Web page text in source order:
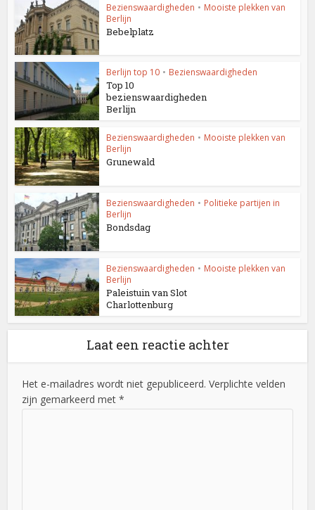
Bezienswaardigheden • Mooiste plekken van
Berlijn
Bebelplatz
Berlijn top 10 • Bezienswaardigheden
Top 10
bezienswaardigheden
Berlijn
Bezienswaardigheden • Mooiste plekken van
Berlijn
Grunewald
Bezienswaardigheden • Politieke partijen in
Berlijn
Bondsdag
Bezienswaardigheden • Mooiste plekken van
Berlijn
Paleistuin van Slot
Charlottenburg
Laat een reactie achter
Het e-mailadres wordt niet gepubliceerd. Verplichte velden
zijn gemarkeerd met *